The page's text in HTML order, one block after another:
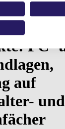
auf eine
PC-
auf
und